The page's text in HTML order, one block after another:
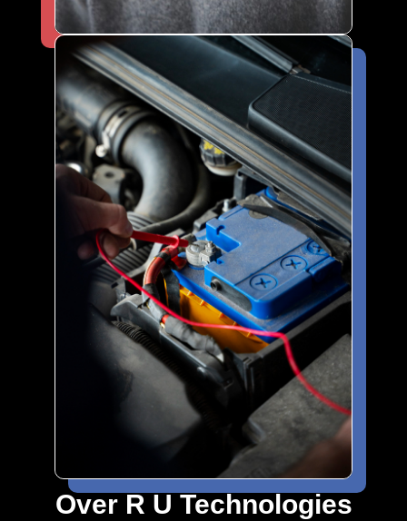
Over R U Technologies